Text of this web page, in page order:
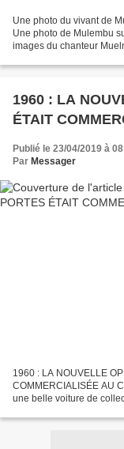
Une photo du vivant de
Une photo de Mulembu
images du chanteur
1960 : LA
ÉTAIT
Publié le 23/04/2019 à
Par Messager
1960 : LA NOUVELLE
COMMERCIALISÉE AU
une belle voiture de